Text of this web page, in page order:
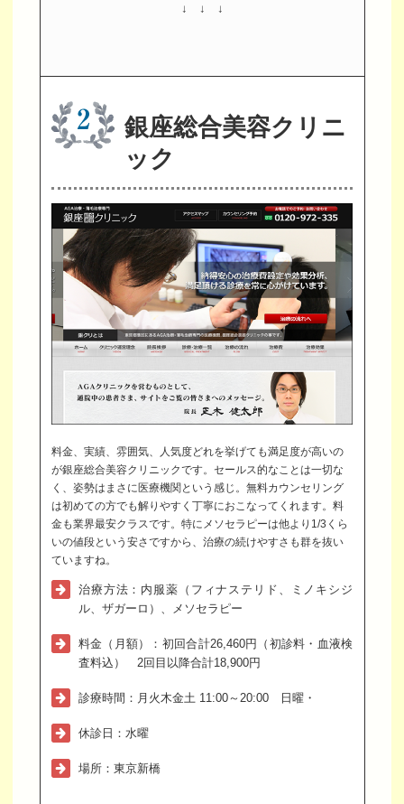
↓ ↓ ↓
銀座総合美容クリニ
ック
料金、実績、雰囲気、人気度どれを挙げても満足度が高いの
が銀座総合美容クリニックです。セールス的なことは一切な
く、姿勢はまさに医療機関という感じ。無料カウンセリング
は初めての方でも解りやすく丁寧におこなってくれます。料
金も業界最安クラスです。特にメソセラピーは他より1/3くら
いの値段という安さですから、治療の続けやすさも群を抜い
ていますね。
治療方法：内服薬（フィナステリド、ミノキシジ
ル、ザガーロ）、メソセラピー
料金（月額）：初回合計26,460円（初診料・血液検
査料込） 2回目以降合計18,900円
診療時間：月火木金土 11:00～20:00 日曜・
休診日：水曜
場所：東京新橋